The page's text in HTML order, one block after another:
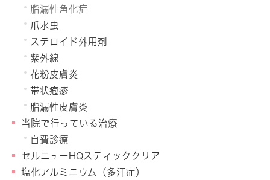
脂漏性角化症
爪水虫
ステロイド外用剤
紫外線
花粉皮膚炎
帯状疱疹
脂漏性皮膚炎
当院で行っている治療
自費診療
セルニューHQスティッククリア
塩化アルミニウム（多汗症）